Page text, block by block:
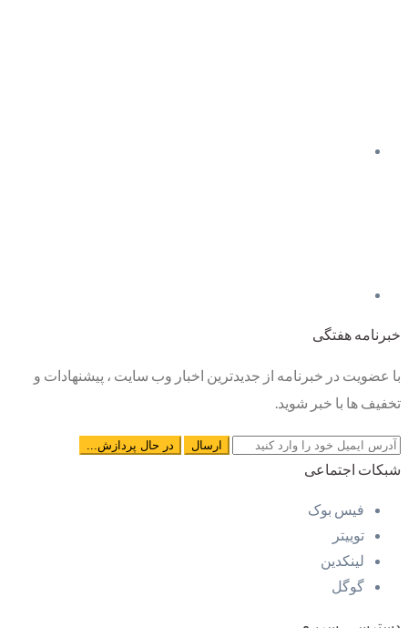
خبرنامه هفتگی
با عضویت در خبرنامه از جدیدترین اخبار وب سایت ، پیشنهادات و
تخفیف ها با خبر شوید.
شبکات اجتماعی
فیس بوک
توییتر
لینکدین
گوگل